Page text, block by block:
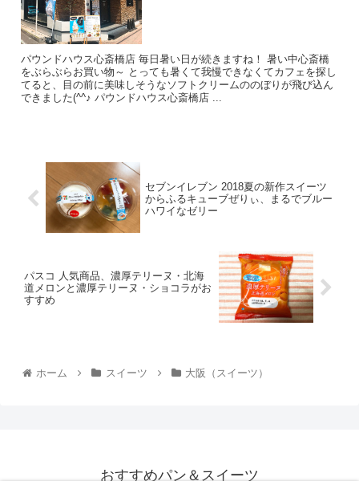
パウンドハウス心斎橋店 毎日暑い日が続きますね！ 暑い中心斎橋
をぶらぶらお買い物～ とっても暑くて我慢できなくてカフェを探し
てると、目の前に美味しそうなソフトクリームののぼりが飛び込ん
できました(^^♪ パウンドハウス心斎橋店 ...
セブンイレブン 2018夏の新作スイーツ
からふるキューブぜりぃ、まるでブルー
ハワイなゼリー
パスコ 人気商品、濃厚テリーヌ・北海
道メロンと濃厚テリーヌ・ショコラがお
すすめ
ホーム スイーツ 大阪（スイーツ）
おすすめパン＆スイーツ